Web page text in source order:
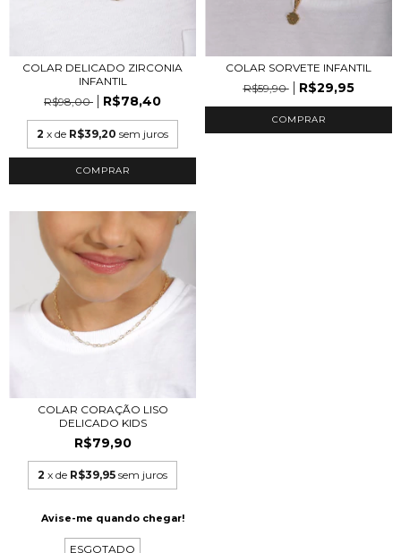
COLAR DELICADO ZIRCONIA
INFANTIL
R$98,00
R$78,40
2 x de R$39,20 sem juros
COMPRAR
COLAR SORVETE INFANTIL
R$59,90
R$29,95
COMPRAR
COLAR CORAÇÃO LISO
DELICADO KIDS
R$79,90
2 x de R$39,95 sem juros
Avise-me quando chegar!
ESGOTADO